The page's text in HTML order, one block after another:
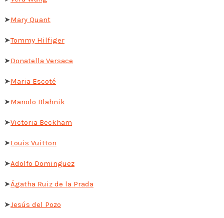
➤Mary Quant
➤Tommy Hilfiger
➤Donatella Versace
➤Maria Escoté
➤Manolo Blahnik
➤Victoria Beckham
➤Louis Vuitton
➤Adolfo Dominguez
➤Ágatha Ruiz de la Prada
➤Jesús del Pozo